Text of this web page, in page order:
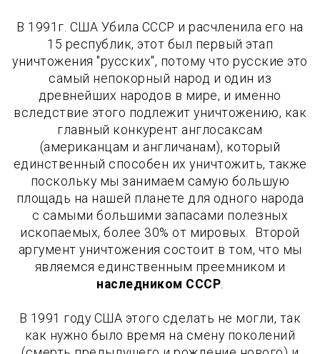
В 1991г. США Убила СССР и расчленила его на
15 республик, этот был первый этап
уничтожения "русских", потому что русские это
самый непокорный народ и один из
древнейших народов в мире, и именно
вследствие этого подлежит уничтожению, как
главный конкурент англосаксам
(американцам и англичанам), который
единственный способен их уничтожить, также
поскольку мы занимаем самую большую
площадь на нашей планете для одного народа
с самыми большими запасами полезных
ископаемых, более 30% от мировых. Второй
аргумент уничтожения состоит в том, что мы
являемся единственным преемником и
наследником СССР
В 1991 году США этого сделать не могли, так
как нужно было время на смену поколений